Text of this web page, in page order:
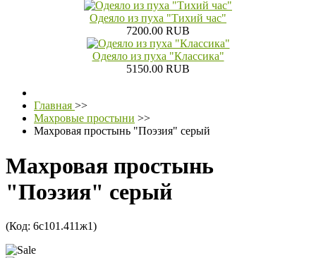
Одеяло из пуха "Тихий час"
7200.00 RUB
Одеяло из пуха "Классика"
5150.00 RUB
Главная >>
Махровые простыни >>
Махровая простынь "Поэзия" серый
Махровая простынь
"Поэзия" серый
(Код: 6с101.411ж1)